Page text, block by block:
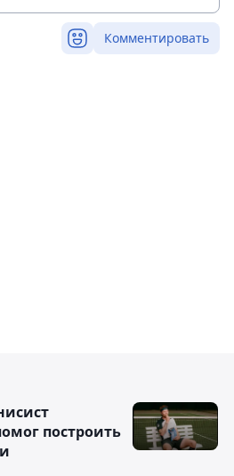
Комментировать
построить